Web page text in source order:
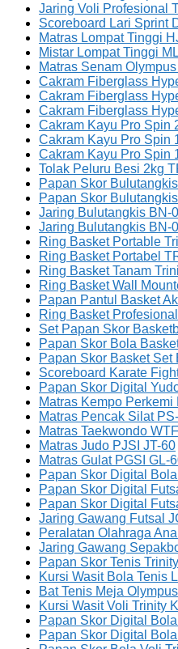
Jaring Voli Profesional
Scoreboard Lari Sprint
Matras Lompat Tinggi
Mistar Lompat Tinggi
Matras Senam
Cakram Fiberglass
Cakram Fiberglass
Cakram Fiberglass
Cakram Kayu Pro Spin
Cakram Kayu Pro Spin
Cakram Kayu Pro Spin
Tolak Peluru Besi 2kg
Papan Skor
Papan Skor
Jaring Bulutangkis BN-
Jaring Bulutangkis BN-
Ring Basket Portable
Ring Basket Portabel
Ring Basket Tanam
Ring Basket Wall
Papan Pantul Basket
Ring Basket
Set Papan Skor
Papan Skor Bola
Papan Skor Basket Set
Scoreboard Karate
Papan Skor Digital
Matras Kempo Perkemi
Matras Pencak Silat
Matras Taekwondo
Matras Judo PJSI JT-60
Matras Gulat PGSI GL-
Papan Skor Digital
Papan Skor Digital
Papan Skor Digital
Jaring Gawang Futsal
Peralatan Olahraga
Jaring Gawang
Papan Skor Tenis
Kursi Wasit Bola Tenis
Bat Tenis Meja
Kursi Wasit Voli Trinity
Papan Skor Digital
Papan Skor Digital